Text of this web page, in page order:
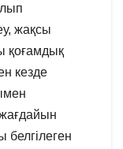
жақсы
қоғамдық
кезде
белгілеген